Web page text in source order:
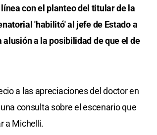
línea con el planteo del titular de la
'habilitó' al jefe de Estado a
a la posibilidad de que el de
a las apreciaciones del doctor en
consulta sobre el escenario que
a Michelli.